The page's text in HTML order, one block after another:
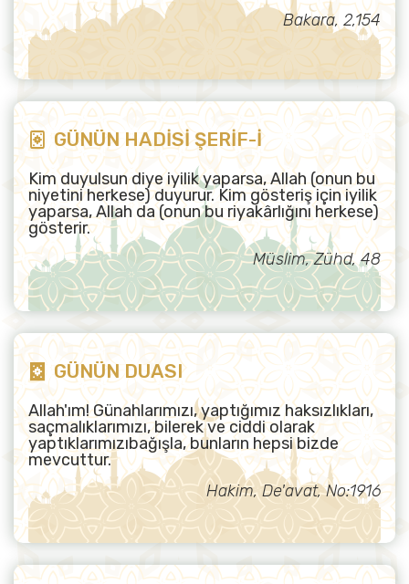
Bakara, 2,154
GÜNÜN HADİSİ ŞERİF-İ
Kim duyulsun diye iyilik yaparsa, Allah (onun bu
niyetini herkese) duyurur. Kim gösteriş için iyilik
yaparsa, Allah da (onun bu riyakârlığını herkese)
gösterir.
Müslim, Zühd, 48
GÜNÜN DUASI
Allah'ım! Günahlarımızı, yaptığımız haksızlıkları,
saçmalıklarımızı, bilerek ve ciddi olarak
yaptıklarımızıbağışla, bunların hepsi bizde
mevcuttur.
Hakim, De'avat, No:1916